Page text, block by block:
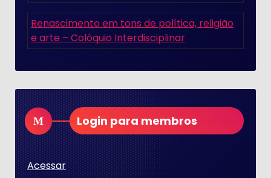
Renascimento em tons de política, religião
e arte – Colóquio Interdisciplinar
Login para membros
Acessar